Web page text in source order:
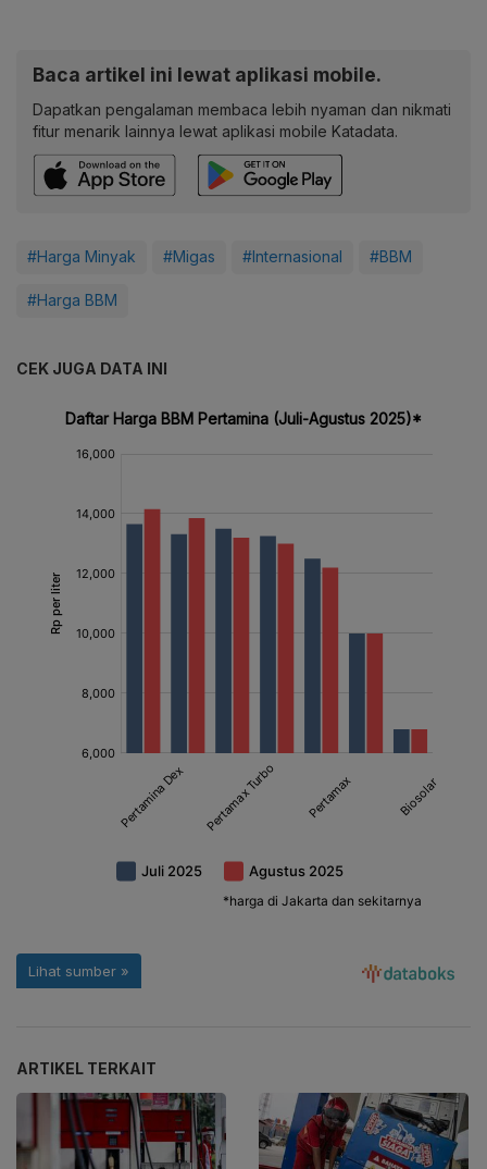
Baca artikel ini lewat aplikasi mobile.
Dapatkan pengalaman membaca lebih nyaman dan nikmati
fitur menarik lainnya lewat aplikasi mobile Katadata.
#Harga Minyak #Migas #Internasional #BBM
#Harga BBM
CEK JUGA DATA INI
ARTIKEL TERKAIT